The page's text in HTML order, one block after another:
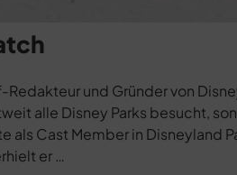
Redakteur und Gründer von
alle Disney Parks besucht,
als Cast Member in Disneyland
er …